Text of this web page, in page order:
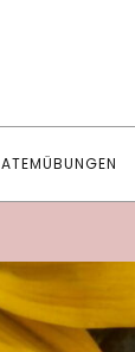
ATEMÜBUNGEN